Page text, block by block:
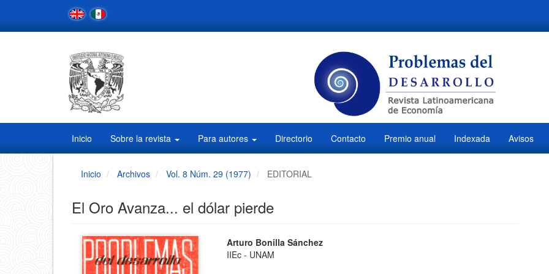
Contenido
Inicio Sobre la revista Para autores Directorio Contacto Premio anual Indexada Avisos
Inicio Archivos Vol. 8 Núm. 29 (1977) EDITORIAL
El Oro Avanza... el dólar pierde
Barra
Contenido
Arturo Bonilla Sánchez
IIEc - UNAM